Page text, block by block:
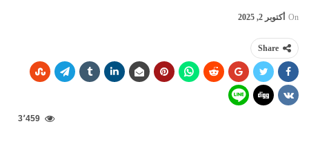
On أكتوبر 2, 2025
Share
3٬459